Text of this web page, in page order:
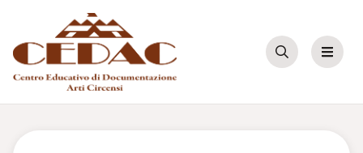
Cerca Menu